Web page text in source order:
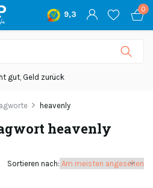
9,3
0
gut, Geld zurück
heavenly
heavenly
Sortieren nach: